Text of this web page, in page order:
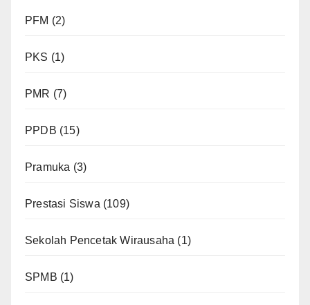
PFM (2)
PKS (1)
PMR (7)
PPDB (15)
Pramuka (3)
Prestasi Siswa (109)
Sekolah Pencetak Wirausaha (1)
SPMB (1)